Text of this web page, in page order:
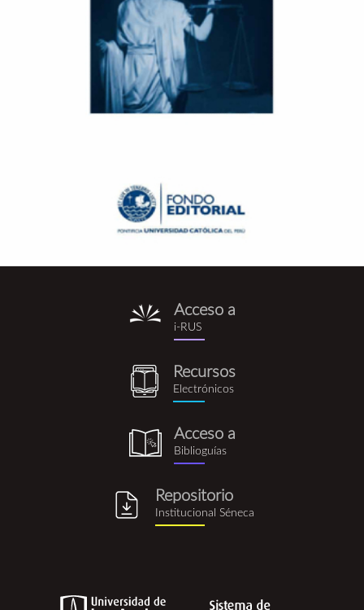
i-
rus.png
Acceso a
i-RUS
recursos_electronicos.png
Recursos
Electrónicos
biblioguia.png
Acceso a
Biblioguías
Repositorio
Institucional Séneca